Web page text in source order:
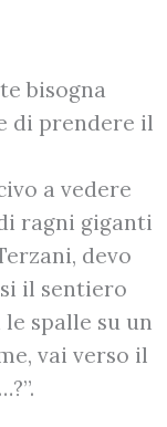
bisogna
di prendere il
a vedere
ragni giganti
devo
il sentiero
spalle su un
vai verso il